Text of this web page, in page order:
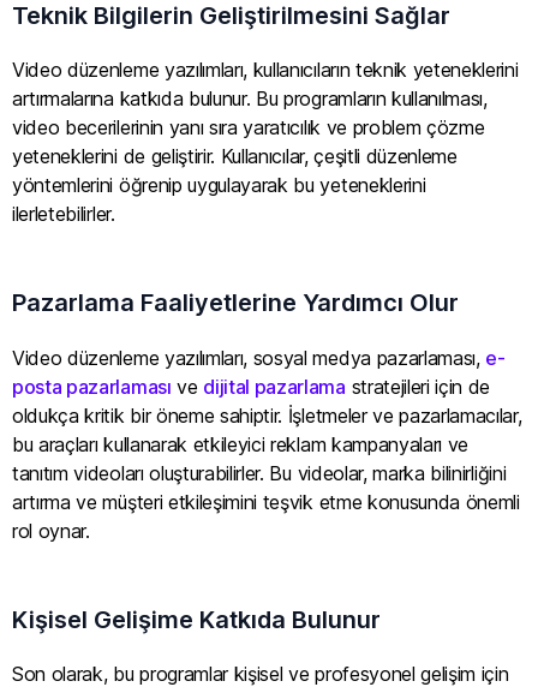
Teknik Bilgilerin Geliştirilmesini Sağlar
Video düzenleme yazılımları, kullanıcıların teknik yeteneklerini
artırmalarına katkıda bulunur. Bu programların kullanılması,
video becerilerinin yanı sıra yaratıcılık ve problem çözme
yeteneklerini de geliştirir. Kullanıcılar, çeşitli düzenleme
yöntemlerini öğrenip uygulayarak bu yeteneklerini
ilerletebilirler.
Pazarlama Faaliyetlerine Yardımcı Olur
Video düzenleme yazılımları, sosyal medya pazarlaması, e-
posta pazarlaması ve dijital pazarlama stratejileri için de
oldukça kritik bir öneme sahiptir. İşletmeler ve pazarlamacılar,
bu araçları kullanarak etkileyici reklam kampanyaları ve
tanıtım videoları oluşturabilirler. Bu videolar, marka bilinirliğini
artırma ve müşteri etkileşimini teşvik etme konusunda önemli
rol oynar.
Kişisel Gelişime Katkıda Bulunur
Son olarak, bu programlar kişisel ve profesyonel gelişim için